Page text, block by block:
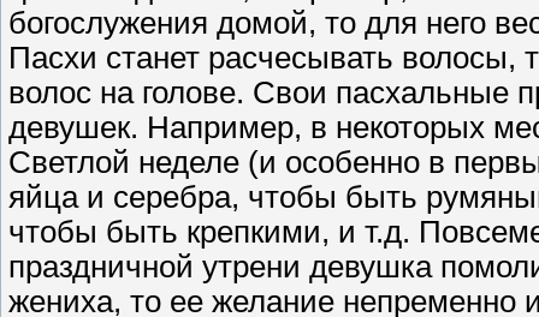
богослужения домой, то для него
Пасхи станет расчесывать волосы,
волос на голове. Свои пасхальные
девушек. Например, в некоторых
Светлой неделе (и особенно в
яйца и серебра, чтобы быть
чтобы быть крепкими, и т.д.
праздничной утрени девушка
жениха, то ее желание непременно